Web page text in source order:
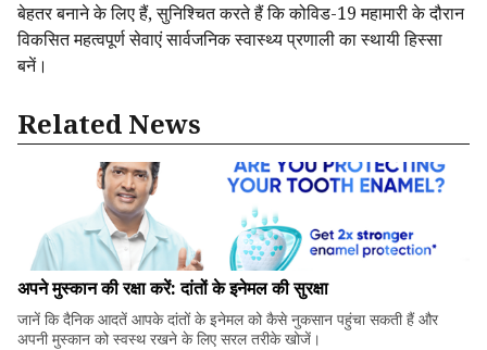
बेहतर बनाने के लिए हैं, सुनिश्चित करते हैं कि कोविड-19 महामारी के दौरान
विकसित महत्वपूर्ण सेवाएं सार्वजनिक स्वास्थ्य प्रणाली का स्थायी हिस्सा
बनें।
Related News
अपने मुस्कान की रक्षा करें: दांतों के इनेमल की सुरक्षा
जानें कि दैनिक आदतें आपके दांतों के इनेमल को कैसे नुकसान पहुंचा सकती हैं और
अपनी मुस्कान को स्वस्थ रखने के लिए सरल तरीके खोजें।